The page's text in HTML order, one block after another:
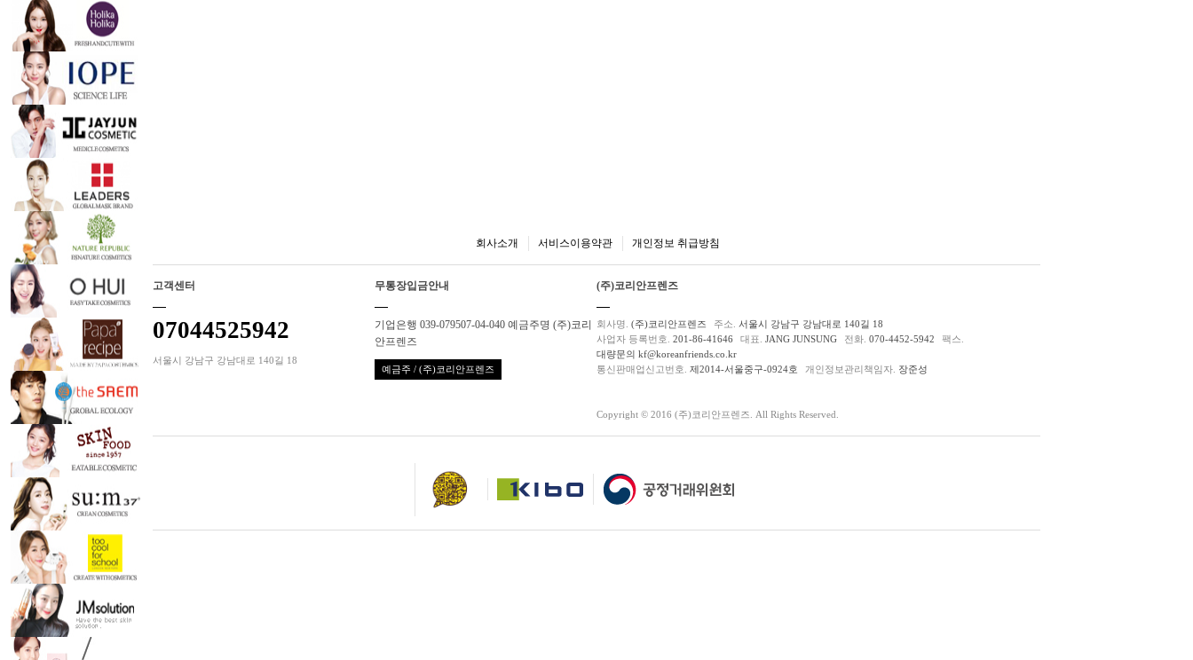
회사소개 서비스이용약관 개인정보 취급방침
고객센터
07044525942
서울시 강남구 강남대로 140길 18
무통장입금안내
기업은행 039-079507-04-040 예금주명 (주)코리
안프렌즈
예금주 / (주)코리안프렌즈
(주)코리안프렌즈
회사명. (주)코리안프렌즈 주소. 서울시 강남구 강남대로 140길 18
사업자 등록번호. 201-86-41646 대표. JANG JUNSUNG 전화. 070-4452-5942
팩스.
대량문의 kf@koreanfriends.co.kr
통신판매업신고번호. 제2014-서울중구-0924호 개인정보관리책임자. 장준성
Copyright © 2016 (주)코리안프렌즈. All Rights Reserved.